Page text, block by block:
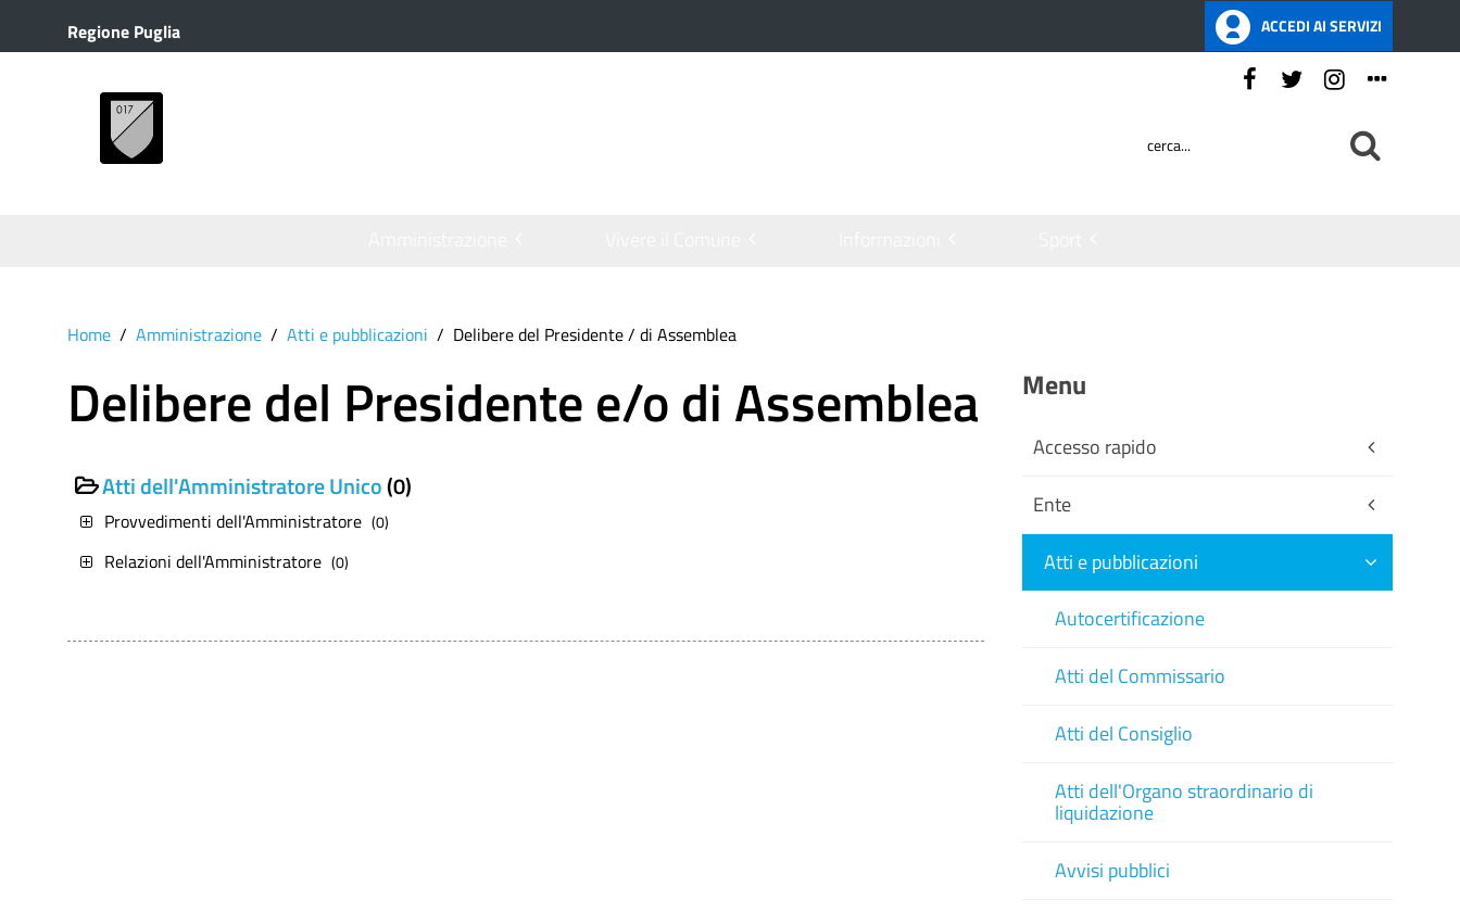
Regione Puglia ACCEDI AI SERVIZI
Home Amministrazione Atti e pubblicazioni Delibere del Presidente / di Assemblea
Delibere del Presidente e/o di Assemblea
Atti dell'Amministratore Unico(0)
Provvedimenti dell'Amministratore (0)
Relazioni dell'Amministratore (0)
Menu
Accesso rapido
Ente
Atti e pubblicazioni
Autocertificazione
Atti del Commissario
Atti del Consiglio
Atti dell'Organo straordinario di
liquidazione
Avvisi pubblici